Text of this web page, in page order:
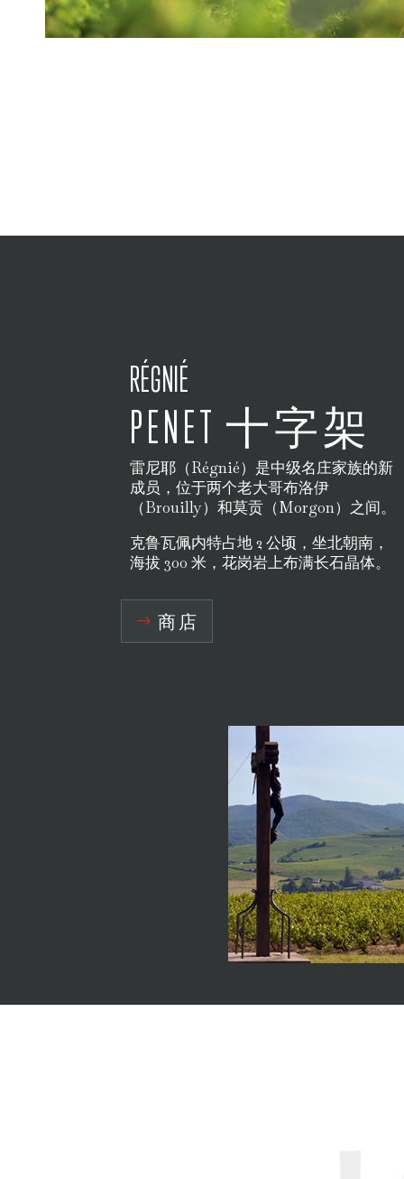
RÉGNIÉ
PENET 十字架
雷尼耶（Régnié）是中级名庄家族的新
成员，位于两个老大哥布洛伊
（Brouilly）和莫贡（Morgon）之间。
克鲁瓦佩内特占地 2 公顷，坐北朝南，
海拔 300 米，花岗岩上布满长石晶体。
商店